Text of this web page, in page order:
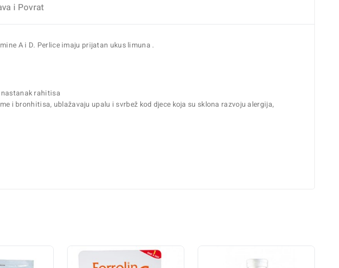
i Povrat
A i D. Perlice imaju prijatan ukus limuna .
rahitisa
i bronhitisa, ublažavaju upalu i svrbež kod djece koja su sklona razvoju alergija,